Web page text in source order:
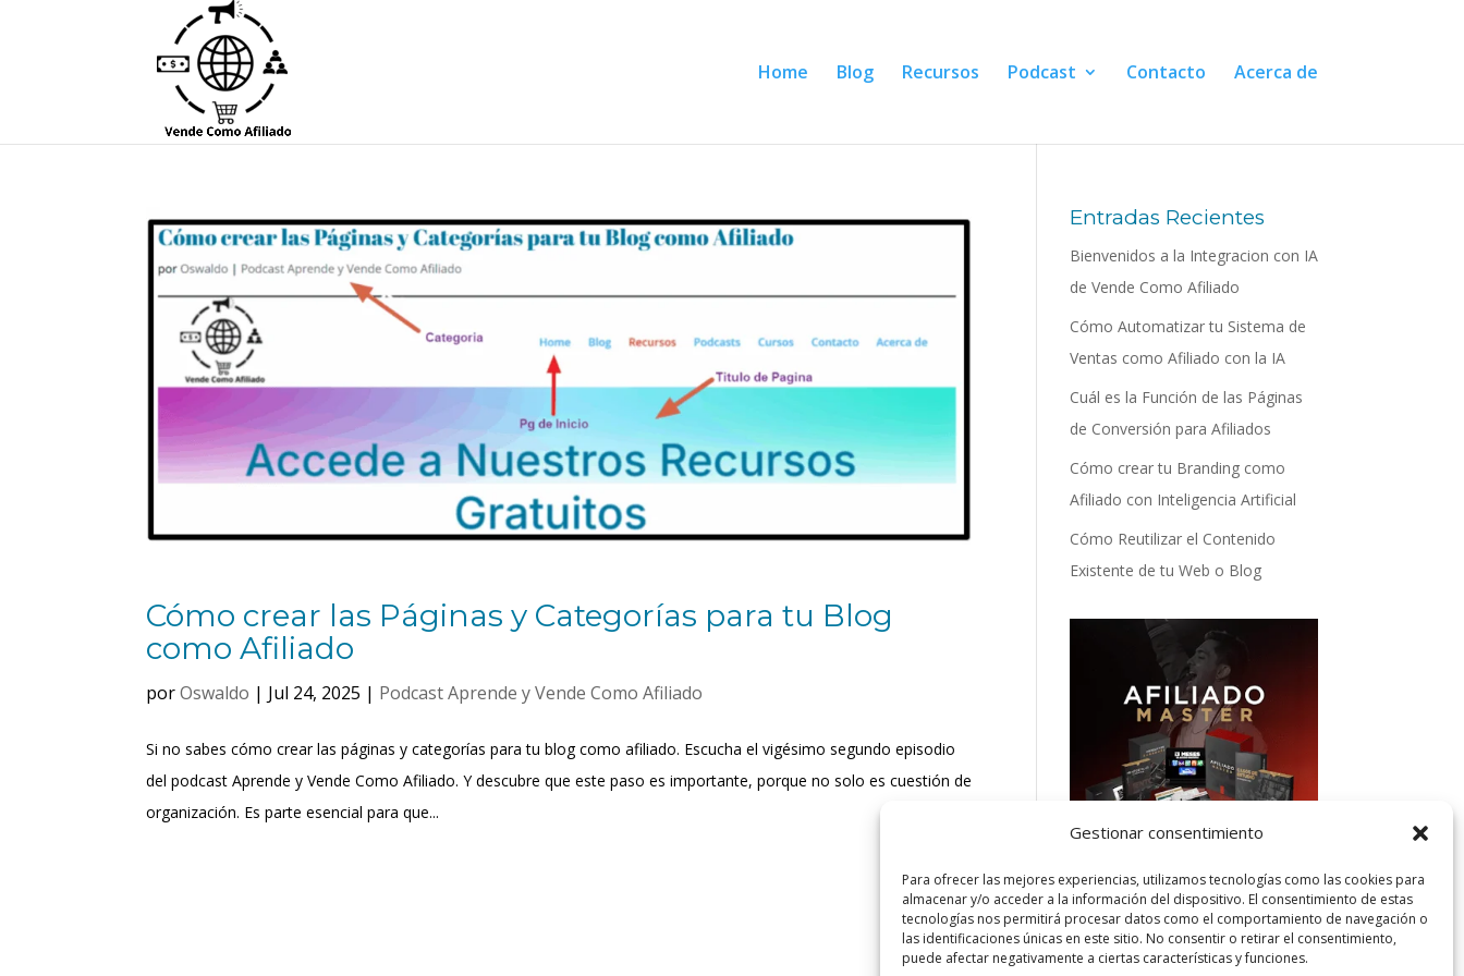
Gestionar consentimiento
Para ofrecer las mejores experiencias, utilizamos tecnologías como las cookies para
almacenar y/o acceder a la información del dispositivo. El consentimiento de estas
tecnologías nos permitirá procesar datos como el comportamiento de navegación o
las identificaciones únicas en este sitio. No consentir o retirar el consentimiento,
puede afectar negativamente a ciertas características y funciones.
Home Blog Recursos Podcast Contacto Acerca de
Cómo crear las Páginas y Categorías para tu Blog
como Afiliado
porOswaldo | Jul 24, 2025 | Podcast Aprende y Vende Como Afiliado
Si no sabes cómo crear las páginas y categorías para tu blog como afiliado. Escucha el vigésimo segundo episodio
del podcast Aprende y Vende Como Afiliado. Y descubre que este paso es importante, porque no solo es cuestión de
organización. Es parte esencial para que...
Entradas Recientes
Bienvenidos a la Integracion con IA
de Vende Como Afiliado
Cómo Automatizar tu Sistema de
Ventas como Afiliado con la IA
Cuál es la Función de las Páginas
de Conversión para Afiliados
Cómo crear tu Branding como
Afiliado con Inteligencia Artificial
Cómo Reutilizar el Contenido
Existente de tu Web o Blog
Categorías
Categorías